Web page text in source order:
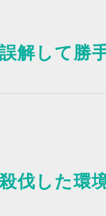
解して勝
伐した環